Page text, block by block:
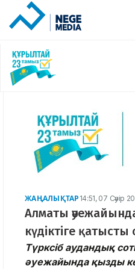
ЖАҢАЛЫҚТАР 14:51, 07 Сәуір
Алматы
күдіктіге
Түрксіб аудандық
әуежайында қызды